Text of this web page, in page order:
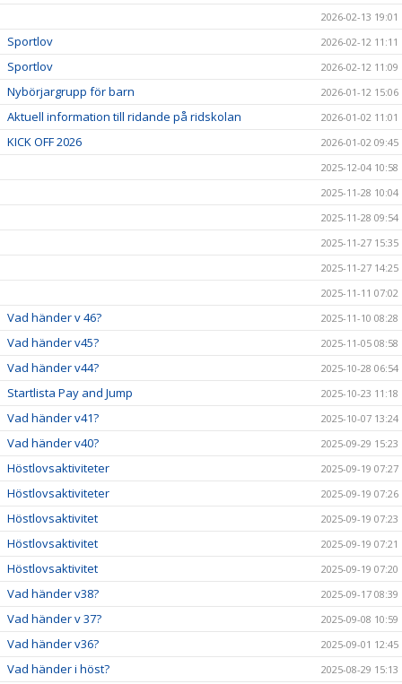
2026-02-13 19:01
Sportlov 2026-02-12 11:11
Sportlov 2026-02-12 11:09
Nybörjargrupp för barn 2026-01-12 15:06
Aktuell information till ridande på ridskolan 2026-01-02 11:01
KICK OFF 2026
2026-01-02 09:45
2025-12-04 10:58
2025-11-28 10:04
2025-11-28 09:54
2025-11-27 15:35
2025-11-27 14:25
2025-11-11 07:02
Vad händer v 46? 2025-11-10 08:28
Vad händer v45? 2025-11-05 08:58
Vad händer v44? 2025-10-28 06:54
Startlista Pay and Jump 2025-10-23 11:18
Vad händer v41? 2025-10-07 13:24
Vad händer v40? 2025-09-29 15:23
Höstlovsaktiviteter 2025-09-19 07:27
Höstlovsaktiviteter 2025-09-19 07:26
Höstlovsaktivitet 2025-09-19 07:23
Höstlovsaktivitet 2025-09-19 07:21
Höstlovsaktivitet 2025-09-19 07:20
Vad händer v38? 2025-09-17 08:39
Vad händer v 37? 2025-09-08 10:59
Vad händer v36? 2025-09-01 12:45
Vad händer i höst? 2025-08-29 15:13